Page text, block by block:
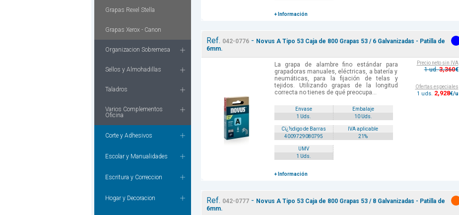
Grapas Rexel Stella
Grapas Xerox - Canon
Organizacion Sobremesa
Sellos y Almohadillas
Taladros
Varios Complementos
Oficina
Corte y Adhesivos
Escolar y Manualidades
Escritura y Correccion
Hogar y Decoracion
+ Información
Ref. 042-0776- Novus A Tipo 53 Caja de 800 Grapas 53 / 6 Galvanizadas - Patilla de
6mm.
La grapa de alambre fino estándar para
grapadoras manuales, eléctricas, a batería y
neumáticas, para la fijación de telas y
tejidos. Utilizando grapas de la longitud
correcta no tienes de qué preocupa...
Envase
Embalaje
1 Uds.
10 Uds.
Cï¿½digo de Barras
IVA aplicable
4009729080795
21%
UMV
1 Uds.
+ Información
Precio neto sin IVA
1 ud.3,360€
Ofertas especiales
1 uds. 2,928€/u
Ref. 042-0777- Novus A Tipo 53 Caja de 800 Grapas 53 / 8 Galvanizadas - Patilla de
6mm.